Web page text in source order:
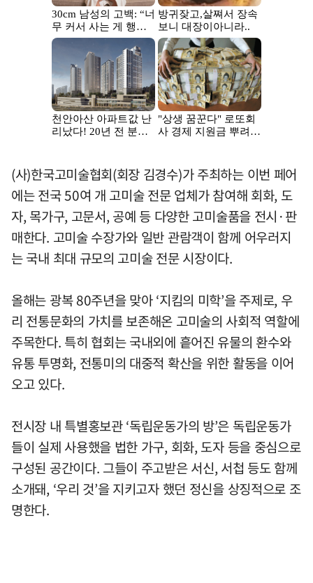
(사)한국고미술협회(회장 김경수)가 주최하는 이번 페어
에는 전국 50여 개 고미술 전문 업체가 참여해 회화, 도
자, 목가구, 고문서, 공예 등 다양한 고미술품을 전시·판
매한다. 고미술 수장가와 일반 관람객이 함께 어우러지
는 국내 최대 규모의 고미술 전문 시장이다.
올해는 광복 80주년을 맞아 ‘지킴의 미학’을 주제로, 우
리 전통문화의 가치를 보존해온 고미술의 사회적 역할에
주목한다. 특히 협회는 국내외에 흩어진 유물의 환수와
유통 투명화, 전통미의 대중적 확산을 위한 활동을 이어
오고 있다.
전시장 내 특별홍보관 ‘독립운동가의 방’은 독립운동가
들이 실제 사용했을 법한 가구, 회화, 도자 등을 중심으로
구성된 공간이다. 그들이 주고받은 서신, 서첩 등도 함께
소개돼, ‘우리 것’을 지키고자 했던 정신을 상징적으로 조
명한다.